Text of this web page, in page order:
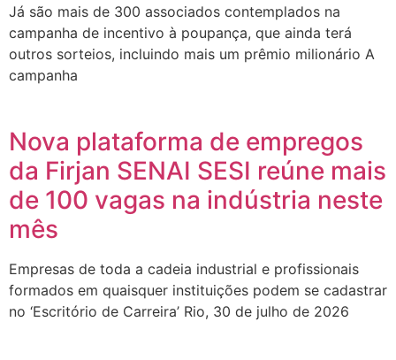
Já são mais de 300 associados contemplados na
campanha de incentivo à poupança, que ainda terá
outros sorteios, incluindo mais um prêmio milionário A
campanha
Nova plataforma de empregos
da Firjan SENAI SESI reúne mais
de 100 vagas na indústria neste
mês
Empresas de toda a cadeia industrial e profissionais
formados em quaisquer instituições podem se cadastrar
no ‘Escritório de Carreira’ Rio, 30 de julho de 2026